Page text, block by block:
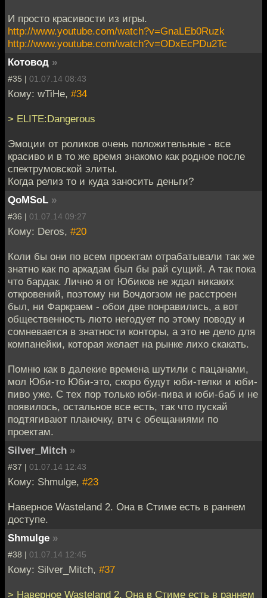
И просто красивости из игры.
http://www.youtube.com/watch?v=GnaLEb0Ruzk
http://www.youtube.com/watch?v=ODxEcPDu2Tc
Котовод »
#35 | 01.07.14 08:43
Кому: wTiHe, #34
> ELITE:Dangerous
Эмоции от роликов очень положительные - все
красиво и в то же время знакомо как родное после
спектрумовской элиты.
Когда релиз то и куда заносить деньги?
QoMSoL »
#36 | 01.07.14 09:27
Кому: Deros, #20
Коли бы они по всем проектам отрабатывали так же
знатно как по аркадам был бы рай сущий. А так пока
что бардак. Лично я от Юбиков не ждал никаких
откровений, поэтому ни Вочдогзом не расстроен
был, ни Фаркраем - обои две понравились, а вот
общественность люто негодует по этому поводу и
сомневается в знатности конторы, а это не дело для
компанейки, которая желает на рынке лихо скакать.
Помню как в далекие времена шутили с пацанами,
мол Юби-то Юби-это, скоро будут юби-телки и юби-
пиво уже. С тех пор только юби-пива и юби-баб и не
появилось, остальное все есть, так что пускай
подтягивают планочку, втч с обещаниями по
проектам.
Silver_Mitch »
#37 | 01.07.14 12:43
Кому: Shmulge, #23
Наверное Wasteland 2. Она в Стиме есть в раннем
доступе.
Shmulge »
#38 | 01.07.14 12:45
Кому: Silver_Mitch, #37
> Наверное Wasteland 2. Она в Стиме есть в раннем